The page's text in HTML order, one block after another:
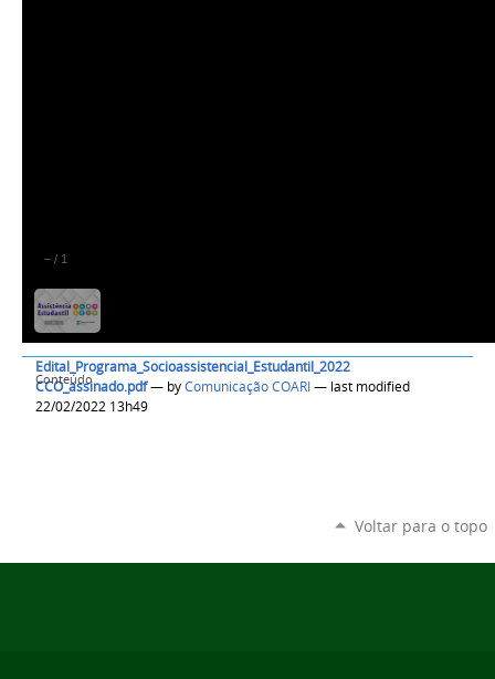
– / 1
Conteúdo
Edital_Programa_Socioassistencial_Estudantil_2022
CCO_assinado.pdf— byComunicação COARI— last modified
22/02/2022 13h49
Voltar para o topo